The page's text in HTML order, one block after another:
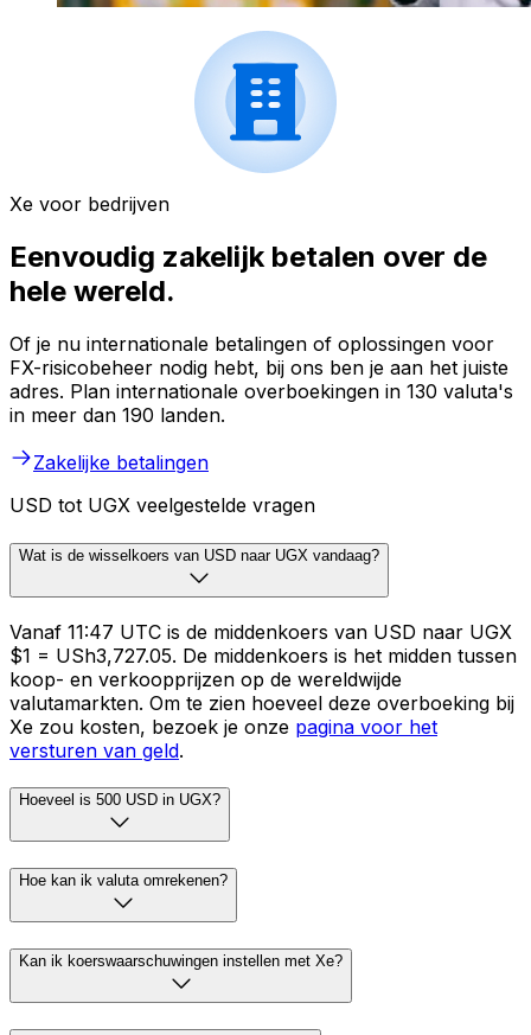
Xe voor bedrijven
Eenvoudig zakelijk betalen over de
hele wereld.
Of je nu internationale betalingen of oplossingen voor
FX-risicobeheer nodig hebt, bij ons ben je aan het juiste
adres. Plan internationale overboekingen in 130 valuta's
in meer dan 190 landen.
Zakelijke betalingen
USD tot UGX veelgestelde vragen
Wat is de wisselkoers van USD naar UGX vandaag?
Vanaf 11:47 UTC is de middenkoers van USD naar UGX
$1 = USh3,727.05. De middenkoers is het midden tussen
koop- en verkoopprijzen op de wereldwijde
valutamarkten. Om te zien hoeveel deze overboeking bij
Xe zou kosten, bezoek je onze pagina voor het
versturen van geld.
Hoeveel is 500 USD in UGX?
Hoe kan ik valuta omrekenen?
Kan ik koerswaarschuwingen instellen met Xe?